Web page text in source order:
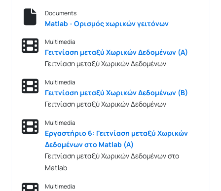
Documents
Matlab - Ορισμός χωρικών γειτόνων
Multimedia
Γειτνίαση μεταξύ Χωρικών Δεδομένων (Α)
Γειτνίαση μεταξύ Χωρικών Δεδομένων
Multimedia
Γειτνίαση μεταξύ Χωρικών Δεδομένων (Β)
Γειτνίαση μεταξύ Χωρικών Δεδομένων
Multimedia
Εργαστήριο 6: Γειτνίαση μεταξύ Χωρικών
Δεδομένων στο Matlab (Α)
Γειτνίαση μεταξύ Χωρικών Δεδομένων στο
Matlab
Multimedia